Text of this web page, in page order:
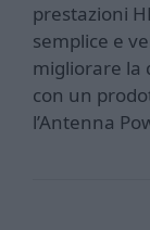
prestazioni
semplice e
migliorare la
con un
l’Antenna